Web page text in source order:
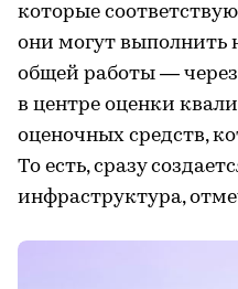
которые
они могут выполнить
общей работы — через
в центре оценки
оценочных средств,
То есть, сразу
инфраструктура,